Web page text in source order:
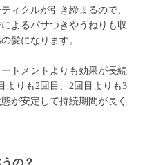
ィクルが引き締まるので、
よるパサつきやうねりも収
髪になります。
トメントよりも効果が長続
よりも2回目、2回目よりも3
が安定して持続期間が長く
の？